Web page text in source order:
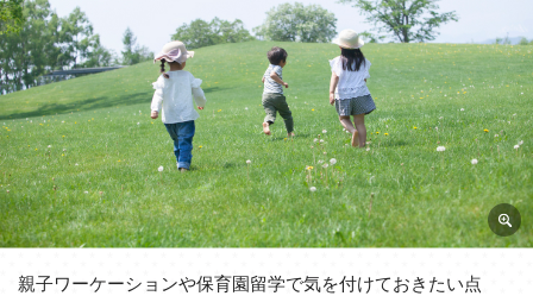
親子ワーケーションや保育園留学で気を付けておきたい点